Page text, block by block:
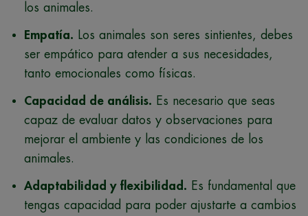
los animales.
Empatía. Los animales son seres sintientes, debes
ser empático para atender a sus necesidades,
tanto emocionales como físicas.
Capacidad de análisis. Es necesario que seas
capaz de evaluar datos y observaciones para
mejorar el ambiente y las condiciones de los
animales.
Adaptabilidad y flexibilidad. Es fundamental que
tengas capacidad para poder ajustarte a cambios